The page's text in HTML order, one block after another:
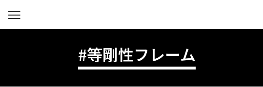
#等剛性フレーム